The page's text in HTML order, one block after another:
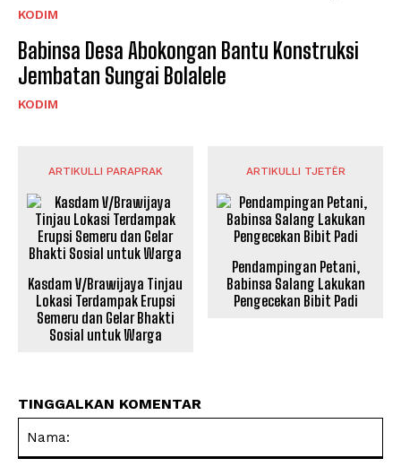
KODIM
Babinsa Desa Abokongan Bantu Konstruksi
Jembatan Sungai Bolalele
KODIM
ARTIKULLI PARAPRAK
Kasdam V/Brawijaya Tinjau
Lokasi Terdampak Erupsi
Semeru dan Gelar Bhakti
Sosial untuk Warga
ARTIKULLI TJETËR
Pendampingan Petani,
Babinsa Salang Lakukan
Pengecekan Bibit Padi
TINGGALKAN KOMENTAR